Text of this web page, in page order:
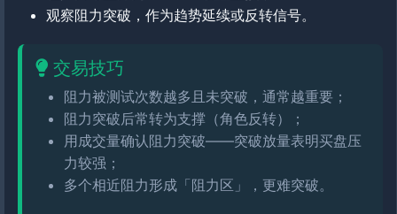
观察阻力突破，作为趋势延续或反转信号。
交易技巧
阻力被测试次数越多且未突破，通常越重要；
阻力突破后常转为支撑（角色反转）；
用成交量确认阻力突破——突破放量表明买盘压
力较强；
多个相近阻力形成「阻力区」，更难突破。